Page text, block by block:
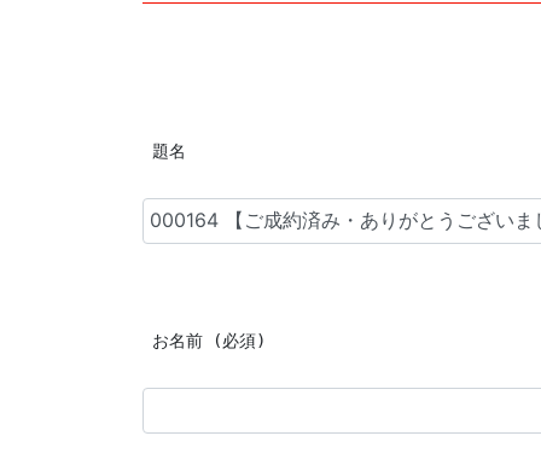
題名
お名前 (必須)